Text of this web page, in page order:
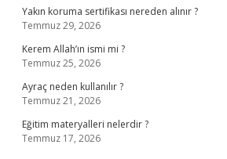
Yakın koruma sertifikası nereden alınır ?
Temmuz 29, 2026
Kerem Allah’ın ismi mi ?
Temmuz 25, 2026
Ayraç neden kullanılır ?
Temmuz 21, 2026
Eğitim materyalleri nelerdir ?
Temmuz 17, 2026